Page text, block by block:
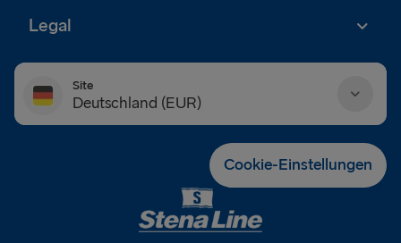
Legal
Site
Deutschland (EUR)
Cookie-Einstellungen